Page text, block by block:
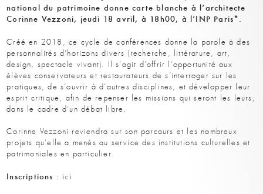
national du patrimoine donne carte blanche à l’architecte
Corinne Vezzoni, jeudi 18 avril, à 18h00, à l’INP Paris*.
Créé en 2018, ce cycle de conférences donne la parole à des
personnalités d’horizons divers (recherche, littérature, art,
design, spectacle vivant). Il s’agit d’offrir l’opportunité aux
élèves conservateurs et restaurateurs de s’interroger sur les
pratiques, de s’ouvrir à d’autres disciplines, et développer leur
esprit critique, afin de repenser les missions qui seront les leurs,
dans le cadre d’un débat libre.
Corinne Vezzoni reviendra sur son parcours et les nombreux
projets qu’elle a menés au service des institutions culturelles et
patrimoniales en particulier.
Inscriptions : ici